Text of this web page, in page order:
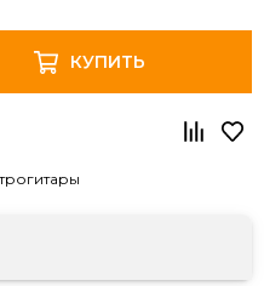
КУПИТЬ